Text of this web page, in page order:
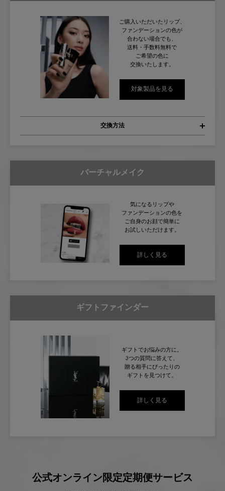
ご購入いただいた リップ、
ファンデーションの色が
合わない場合でも、
送料・手数料無料で
ご希望の色に
交換いたします。
対象製品を見る
交換方法
バーチャルメイク
気になるリップや
ファンデーションの色を
ご自身のお顔で簡単に
お試しいただけます。
詳しく見る
ギフトファインダー
ギフトでお悩みの方に。
3つの質問に答えて、
贈る相手にぴったりの
ギフトを見つけて。
詳しく見る
公式オンライン限定定期便サービス